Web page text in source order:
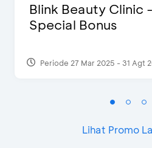
Blink Beauty Clinic
Special Bonus
Periode 27 Mar 2025 - 31 Agt
Lihat Promo